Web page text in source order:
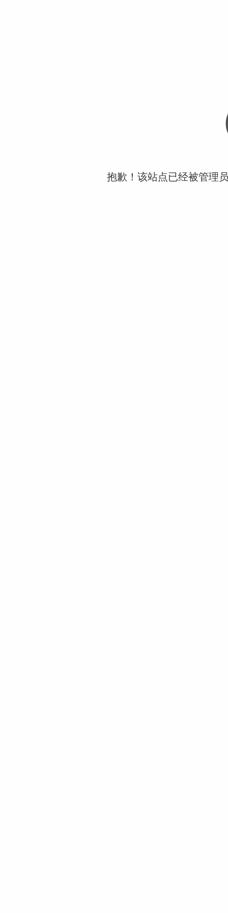
抱歉！该站点已经被管理